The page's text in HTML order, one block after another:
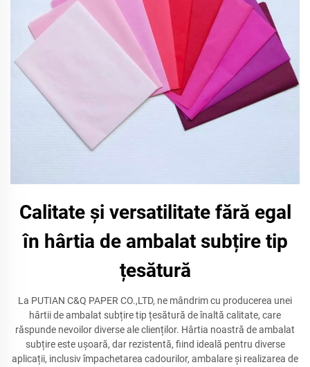
Calitate și versatilitate fără egal
în hârtia de ambalat subțire tip
țesătură
La PUTIAN C&Q PAPER CO.,LTD, ne mândrim cu producerea unei
hârtii de ambalat subțire tip țesătură de înaltă calitate, care
răspunde nevoilor diverse ale clienților. Hârtia noastră de ambalat
subțire este ușoară, dar rezistentă, fiind ideală pentru diverse
aplicații, inclusiv împachetarea cadourilor, ambalare și realizarea de